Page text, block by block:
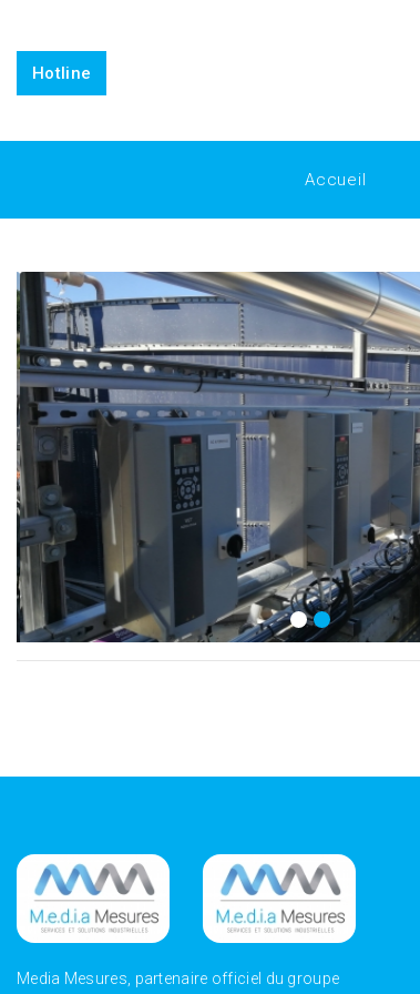
https://
Horology for Everyone:
Horology Why Replica Watches from Replica
Hotline
Accueil
Media Mesures, partenaire officiel du groupe